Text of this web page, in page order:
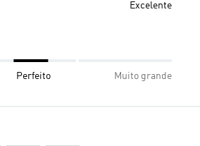
Excelente
Perfeito Muito grande